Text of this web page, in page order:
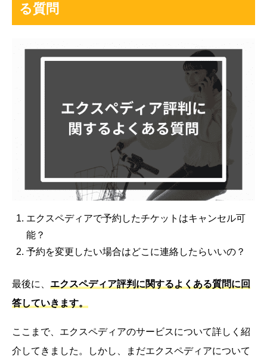
る質問
エクスペディアで予約したチケットはキャンセル可
能？
予約を変更したい場合はどこに連絡したらいいの？
最後に、 エクスペディア評判に関するよくある質問に回
答していきます。
ここまで、エクスペディアのサービスについて詳しく紹
介してきました。しかし、まだエクスペディアについて